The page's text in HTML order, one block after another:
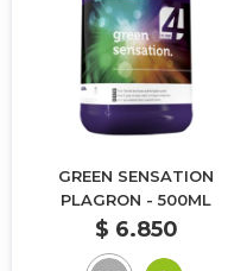
GREEN SENSATION
PLAGRON - 500ML
$ 6.850